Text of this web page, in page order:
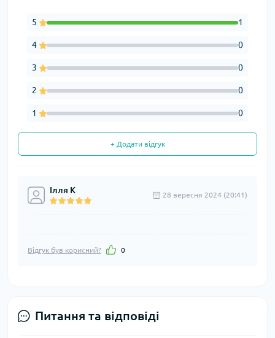
5 1
4 0
3 0
2 0
1 0
+ Додати відгук
Ілля К 28 вересня 2024 (20:41)
Відгук був корисний? 0
Питання та відповіді